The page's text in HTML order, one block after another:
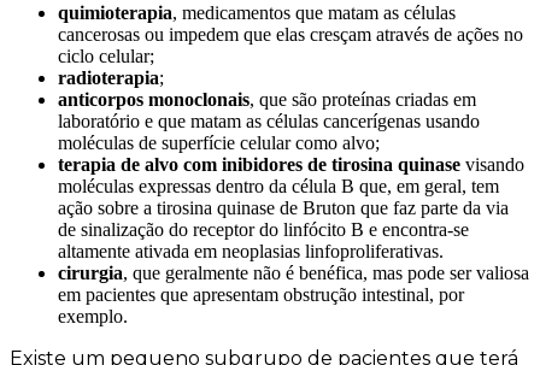
quimioterapia, medicamentos que matam as células
cancerosas ou impedem que elas cresçam através de ações no
ciclo celular;
radioterapia;
anticorpos monoclonais, que são proteínas criadas em
laboratório e que matam as células cancerígenas usando
moléculas de superfície celular como alvo;
terapia de alvo com inibidores de tirosina quinase visando
moléculas expressas dentro da célula B que, em geral, tem
ação sobre a tirosina quinase de Bruton que faz parte da via
de sinalização do receptor do linfócito B e encontra-se
altamente ativada em neoplasias linfoproliferativas.
cirurgia, que geralmente não é benéfica, mas pode ser valiosa
em pacientes que apresentam obstrução intestinal, por
exemplo.
Existe um pequeno subgrupo de pacientes que terá